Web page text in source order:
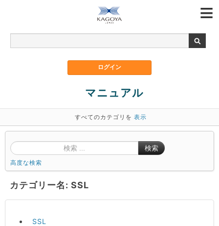
マニュアル
すべてのカテゴリを 表示
検索
高度な検索
カテゴリー名: SSL
SSL